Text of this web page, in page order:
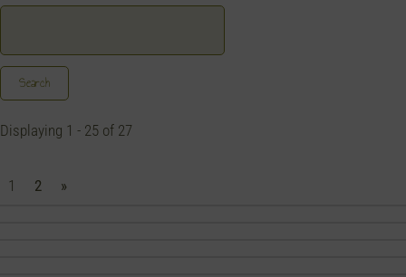
Displaying 1 - 25 of 27
1 2 »